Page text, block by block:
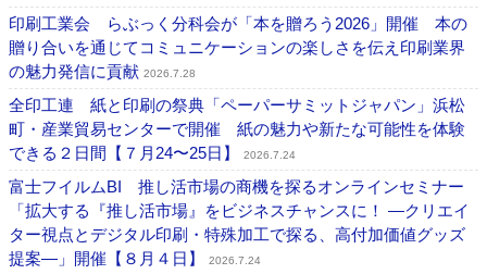
印刷工業会 らぶっく分科会が「本を贈ろう2026」開催 本の
贈り合いを通じてコミュニケーションの楽しさを伝え印刷業界
の魅力発信に貢献 2026.7.28
全印工連 紙と印刷の祭典「ペーパーサミットジャパン」浜松
町・産業貿易センターで開催 紙の魅力や新たな可能性を体験
できる２日間【７月24〜25日】
2026.7.24
富士フイルムBI 推し活市場の商機を探るオンラインセミナー
「拡大する『推し活市場』をビジネスチャンスに！ ―クリエイ
ター視点とデジタル印刷・特殊加工で探る、高付加価値グッズ
提案―」開催【８月４日】
2026.7.24